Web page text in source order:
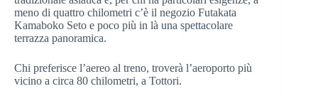
meno di quattro chilometri c’è il negozio Futakata
Kamaboko Seto e poco più in là una spettacolare
terrazza panoramica.
Chi preferisce l’aereo al treno, troverà l’aeroporto più
vicino a circa 80 chilometri, a Tottori.